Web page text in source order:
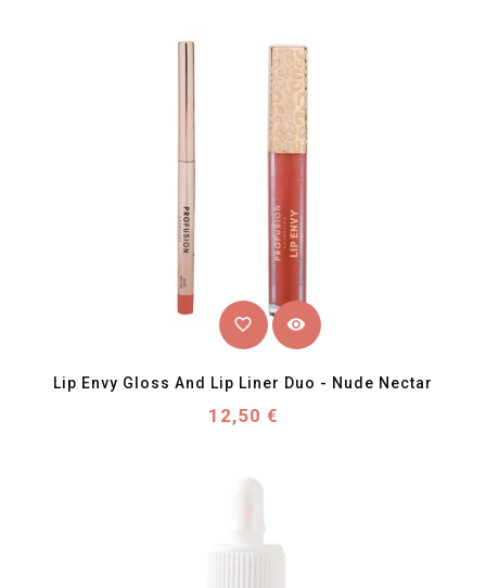
favorite_border visibility
Lip Envy Gloss And Lip Liner Duo - Nude Nectar
Prix
12,50 €